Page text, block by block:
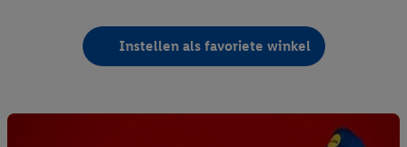
Instellen als favoriete winkel